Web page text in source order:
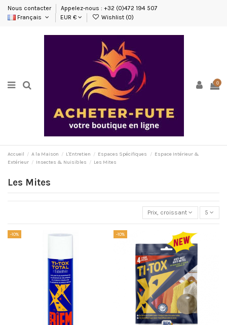
Nous contacter
Appelez-nous : +32 (0)472 194 507
Français
EUR € Wishlist (0)
0
Accueil A la Maison L'Entretien Espaces Spécifiques
Espace Intérieur &
Extérieur
Insectes & Nuisibles Les Mites
Les Mites
Prix, croissant 5
-10% -10%